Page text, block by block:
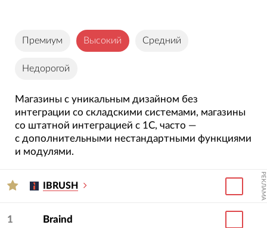
Премиум Высокий Средний
Недорогой
Магазины с уникальным дизайном без
интеграции со складскими системами, магазины
со штатной интеграцией с 1С, часто —
с дополнительными нестандартными функциями
и модулями.
IBRUSH РЕКЛАМА
1 Braind